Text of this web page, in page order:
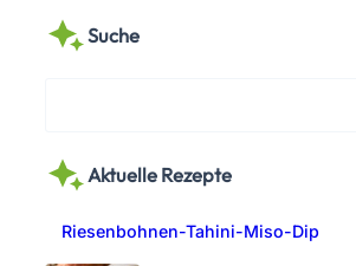
Suche
r
Aktuelle Rezepte
Riesenbohnen-Tahini-Miso-Dip